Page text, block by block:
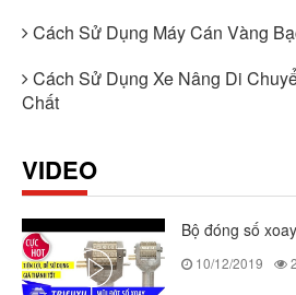
Cách Sử Dụng Máy Cán Vàng
Cách Sử Dụng Xe Nâng Di
Chất
VIDEO
Bộ đóng số
10/12/2019